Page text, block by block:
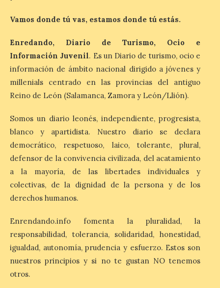
durante la ‘Feria de
minerales, rocas y fósiles de Castilla y
mes de noviembre, con […]
La Bañeza inicia sus
fiestas con el pregón a
cargo de Arturo Martínez
El Ayuntamiento de La
Martínez Matilla como
pregonero de las Fiestas
2026. Tendrá lugar este
sábado 8 de agosto a las 21,00 horas en el
comunicador astorgano Arturo Martínez
Matilla, […]
La I Feria de la Cerveza
Artesana de Astorga
Vamos donde tú vas, estamos donde tú estás.
Enredando, Diario de Turismo, Ocio e
Información Juvenil. Es un Diario de turismo, ocio e
información de ámbito nacional dirigido a jóvenes y
millenials centrado en las provincias del antiguo
Reino de León (Salamanca, Zamora y León/Llión).
Somos un diario leonés, independiente, progresista,
blanco y apartidista. Nuestro diario se declara
democrático, respetuoso, laico, tolerante, plural,
defensor de la convivencia civilizada, del acatamiento
a la mayoría, de las libertades individuales y
colectivas, de la dignidad de la persona y de los
derechos humanos.
Enrendando.info fomenta la pluralidad, la
responsabilidad, tolerancia, solidaridad, honestidad,
igualdad, autonomía, prudencia y esfuerzo. Estos son
nuestros principios y si no te gustan NO tenemos
otros.